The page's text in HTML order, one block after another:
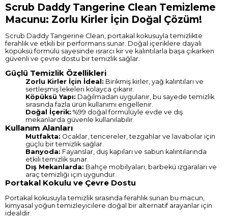
Scrub Daddy Tangerine Clean Temizleme
Macunu: Zorlu Kirler İçin Doğal Çözüm!
Scrub Daddy Tangerine Clean, portakal kokusuyla temizlikte
ferahlık ve etkili bir performans sunar. Doğal içeriklere dayalı
köpüksü formülü sayesinde ısrarcı kir ve kalıntılarla başa çıkarken
güvenli ve çevre dostu bir temizlik sağlar.
Güçlü Temizlik Özellikleri
Zorlu Kirler İçin İdeal: Birikmiş kirler, yağ kalıntıları ve
sertleşmiş lekeleri kolayca çıkarır.
Köpüksü Yapı: Dağılmadan uygulanır, bu sayede temizlik
sırasında fazla ürün kullanımı engellenir.
Doğal İçerik: %99 doğal formülüyle evde ve dış
mekanlarda güvenle kullanılabilir.
Kullanım Alanları
Mutfakta: Ocaklar, tencereler, tezgahlar ve lavabolar için
güçlü bir temizlik sağlar.
Banyoda: Fayanslar, duş kapıları ve sabun kalıntılarında
etkili temizlik sunar.
Dış Mekanlarda: Bahçe mobilyaları, barbekü ızgaraları ve
araç temizliği için uygundur.
Portakal Kokulu ve Çevre Dostu
Portakal kokusuyla temizlik sırasında ferahlık sunan bu macun,
kimyasal yoğun temizleyicilere doğal bir alternatif arayanlar için
idealdir.